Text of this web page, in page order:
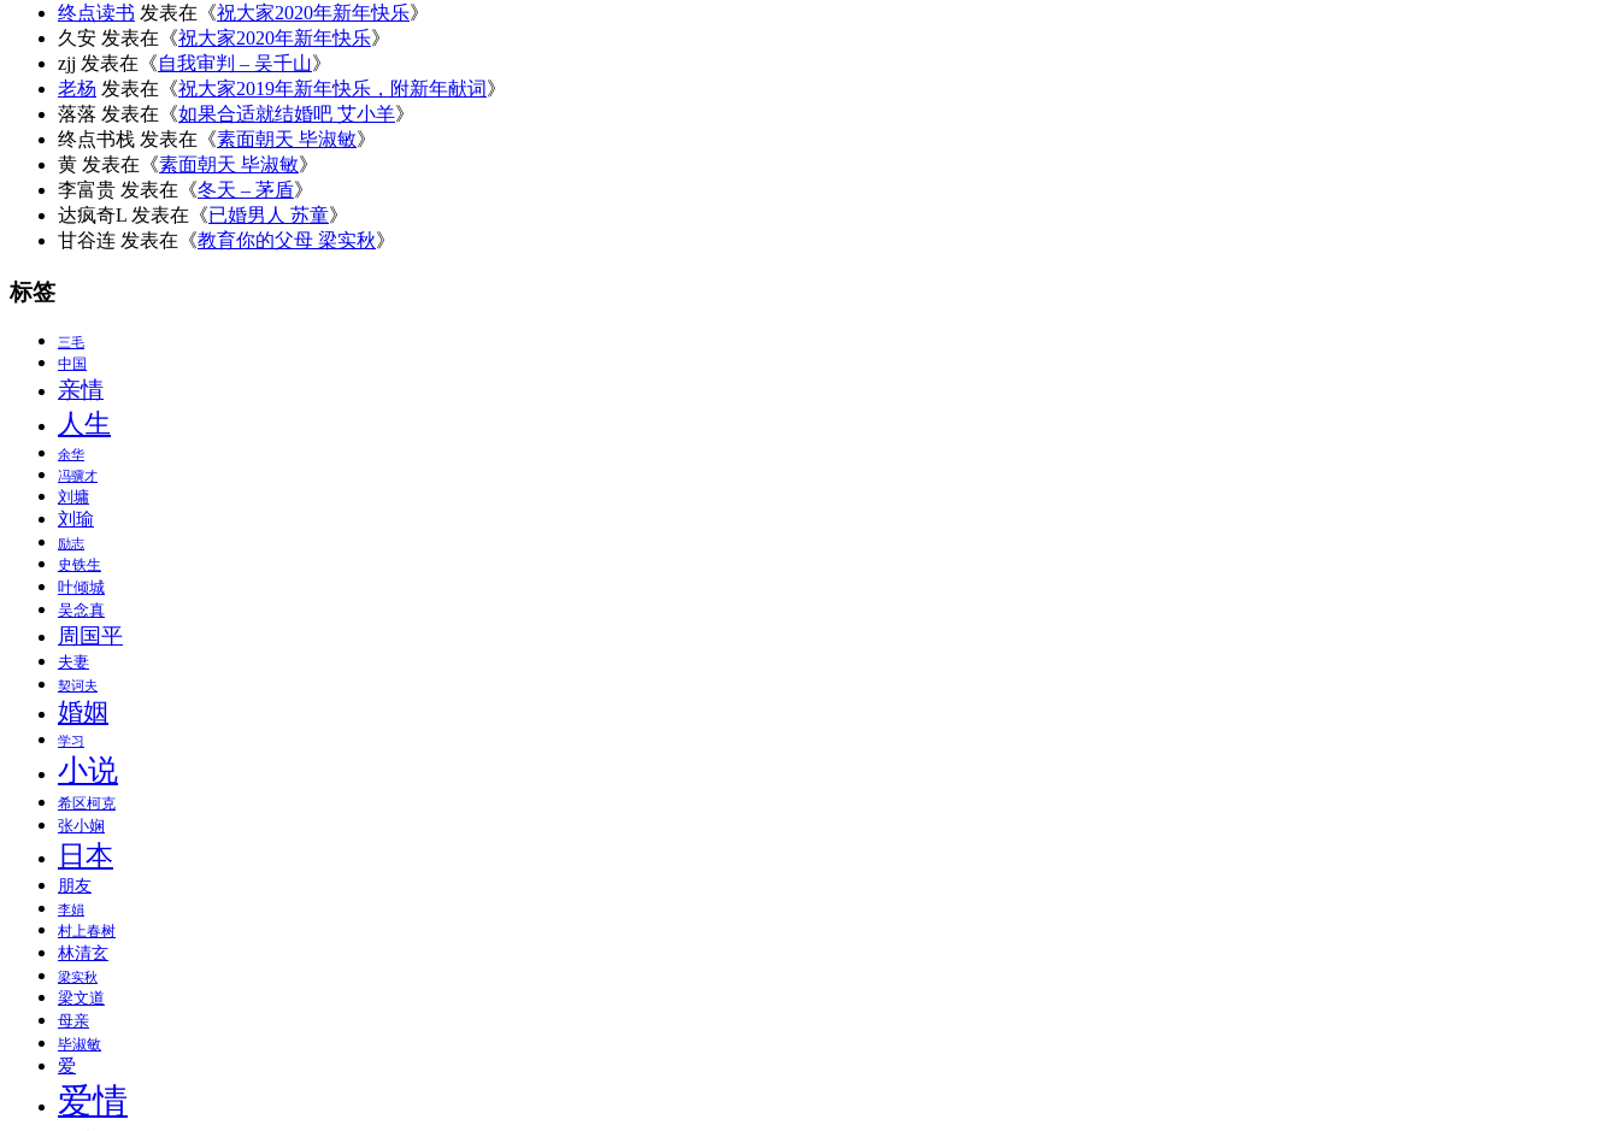
终点读书 发表在《祝大家2020年新年快乐》
久安 发表在《祝大家2020年新年快乐》
zjj 发表在《自我审判 – 吴千山》
老杨 发表在《祝大家2019年新年快乐，附新年献词》
落落 发表在《如果合适就结婚吧 艾小羊》
终点书栈 发表在《素面朝天 毕淑敏》
黄 发表在《素面朝天 毕淑敏》
李富贵 发表在《冬天 – 茅盾》
达疯奇L 发表在《已婚男人 苏童》
甘谷连 发表在《教育你的父母 梁实秋》
标签
三毛
中国
亲情
人生
余华
冯骥才
刘墉
刘瑜
励志
史铁生
叶倾城
吴念真
周国平
夫妻
契诃夫
婚姻
学习
小说
希区柯克
张小娴
日本
朋友
李娟
村上春树
林清玄
梁实秋
梁文道
母亲
毕淑敏
爱
爱情